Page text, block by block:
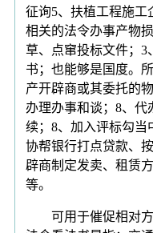
征询5、扶植工程施工
相关的法令办事产物
草、点窜投标文件；3
书；也能够是国度。
产开辟商或其委托的
办理办事和谈；8、
续；8、加入评标勾当
协帮银行打点贷款、
辟商制定发卖、租赁
等。
可用于催促相对方